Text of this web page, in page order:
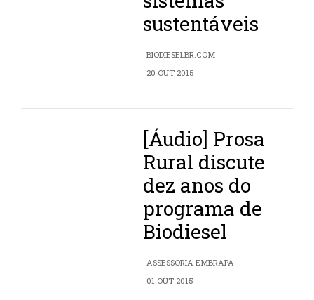
sustentáveis
BIODIESELBR.COM
20 OUT 2015
[Áudio] Prosa
Rural discute
dez anos do
programa de
Biodiesel
ASSESSORIA EMBRAPA
01 OUT 2015